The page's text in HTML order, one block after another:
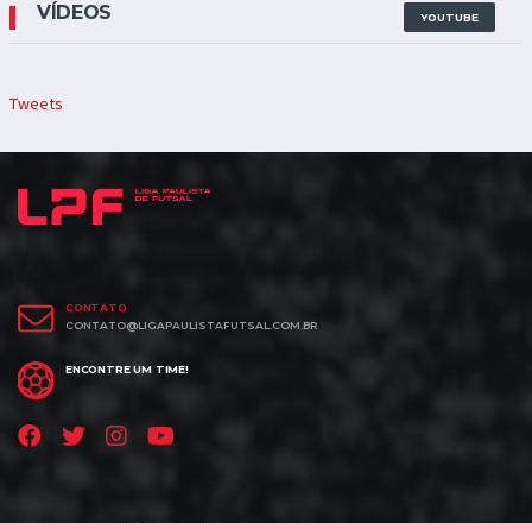
VÍDEOS YOUTUBE
Tweets
CONTATO
CONTATO@LIGAPAULISTAFUTSAL.COM.BR
ENCONTRE UM TIME!